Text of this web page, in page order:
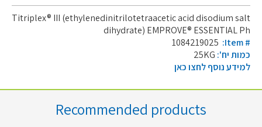
Titriplex® III (ethylenedinitrilotetraacetic acid disodium salt
dihydrate) EMPROVE® ESSENTIAL Ph
1084219025 :Item #
כמות יח':
למידע נוסף לחצו כאן
Recommended products